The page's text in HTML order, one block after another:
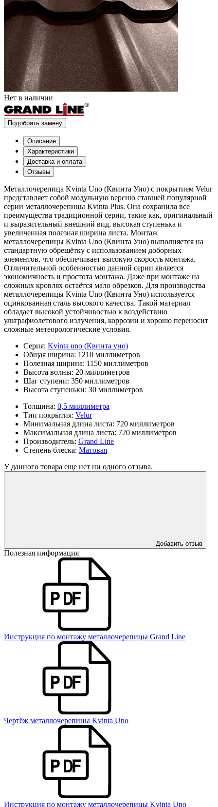
Нет в наличии
Подобрать замену
Описание
Характеристики
Доставка и оплата
Отзывы
Металлочерепица Kvinta Uno (Квинта Уно) с покрытием Velur
представляет собой модульную версию ставшей популярной
серии металлочерепицы Kvinta Plus. Она сохранила все
преимущества традиционной серии, такие как, оригинальный
и выразительный внешний вид, высокая ступенька и
увеличенная полезная ширина листа. Монтаж
металлочерепицы Kvinta Uno (Квинта Уно) выполняется на
стандартную обрешётку с использованием доборных
элементов, что обеспечивает высокую скорость монтажа.
Отличительной особенностью данной серии является
экономичность и простота монтажа. Даже при монтаже на
сложных кровлях остаётся мало обрезков. Для производства
металлочерепицы Kvinta Uno (Квинта Уно) используется
оцинкованная сталь высокого качества. Такой материал
обладает высокой устойчивостью к воздействию
ультрафиолетового излучения, коррозии и хорошо переносит
сложные метеорологические условия.
Серия: Kvinta uno (Квинта уно)
Общая ширина: 1210 миллиметров
Полезная ширина: 1150 миллиметров
Высота волны: 20 миллиметров
Шаг ступени: 350 миллиметров
Высота ступеньки: 30 миллиметров
Толщина: 0,5 миллиметра
Тип покрытия: Velur
Минимальная длина листа: 720 миллиметров
Максимальная длина листа: 720 миллиметров
Производитель: Grand Line
Степень блеска: Матовая
У данного товара еще нет ни одного отзыва.
Добавить отзыв
Полезная информация
Инструкция по монтажу металлочерепицы Grand Line
Чертёж металлочерепицы Kvinta Uno
Инструкция по монтажу металлочерепицы Kvinta Uno